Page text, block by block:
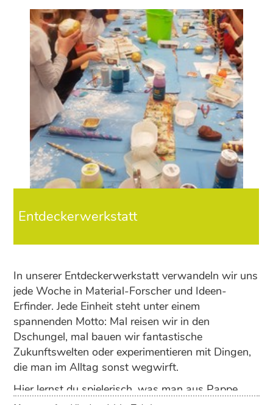
Entdeckerwerkstatt
In unserer Entdeckerwerkstatt verwandeln wir uns
jede Woche in Material-Forscher und Ideen-
Erfinder. Jede Einheit steht unter einem
spannenden Motto: Mal reisen wir in den
Dschungel, mal bauen wir fantastische
Zukunftswelten oder experimentieren mit Dingen,
die man im Alltag sonst wegwirft.
Hier lernst du spielerisch, was man aus Pappe,